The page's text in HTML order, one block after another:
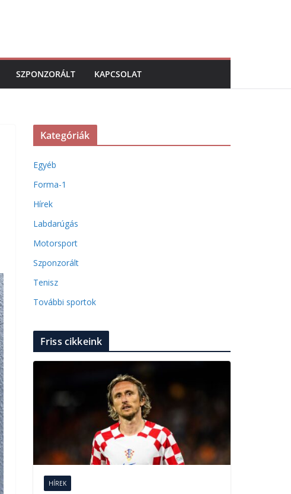
SZPONZORÁLT KAPCSOLAT
Kategóriák
Egyéb
Forma-1
Hírek
Labdarúgás
Motorsport
Szponzorált
Tenisz
További sportok
Friss cikkeink
HÍREK